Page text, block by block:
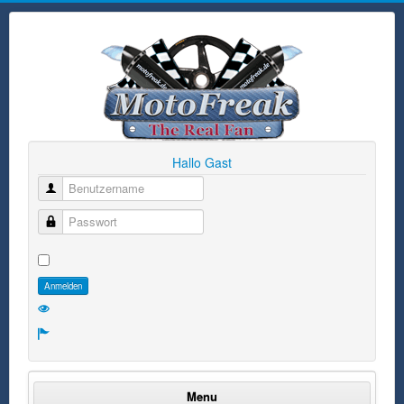
Hallo Gast
Benutzername
Passwort
Anmelden
Menu